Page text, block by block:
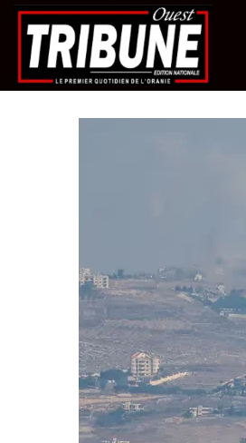
Infos en Direct: Bilan opérationnel de